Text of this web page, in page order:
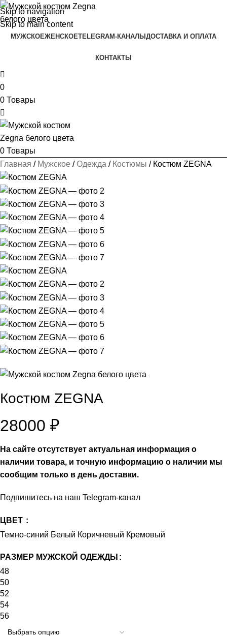
Skip to navigation
Skip to main content
МУЖСКОЕЖЕНСКОЕTELEGRAM-КАНАЛЫДОСТАВКА И ОПЛАТА
КОНТАКТЫ
0
0 Товары
0 Товары
Главная
Мужское Одежда Костюмы Костюм ZEGNA
Костюм ZEGNA
28000 ₽
На сайте отсутствует актуальная информация о
наличии товара, и точную информацию о наличии мы
сообщим только в день доставки.
Подпишитесь на наш Telegram-канал
ЦВЕТ
Темно-синий Белый Коричневый Кремовый
РАЗМЕР МУЖСКОЙ ОДЕЖДЫ
48
50
52
54
56